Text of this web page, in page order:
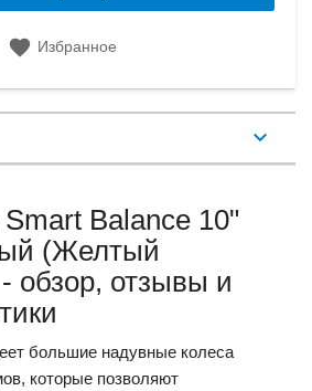
Избранное
Smart Balance 10"
(Желтый
обзор, отзывы и
большие надувные колеса
которые позволяют